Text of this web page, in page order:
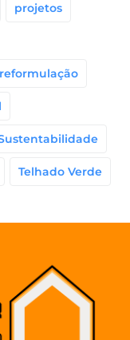
projetos
reformulação
Telhado Verde